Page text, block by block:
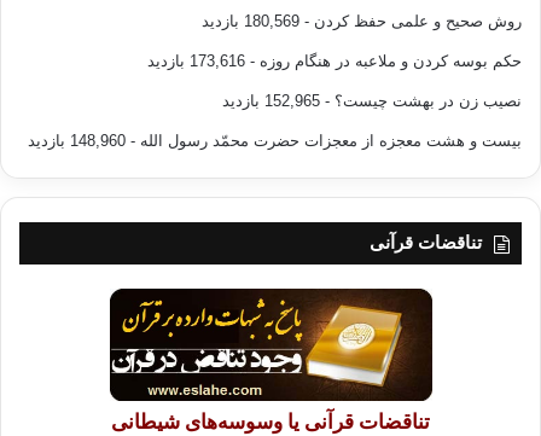
روش صحیح و علمی حفظ کردن - 180,569 بازدید
حکم بوسه کردن و ملاعبه در هنگام روزه - 173,616 بازدید
نصیب زن در بهشت چیست؟ - 152,965 بازدید
بیست و هشت معجزه از معجزات حضرت محمّد رسول الله - 148,960 بازدید
تناقضات قرآنی
تناقضات قرآنی یا وسوسه‌های شیطانی